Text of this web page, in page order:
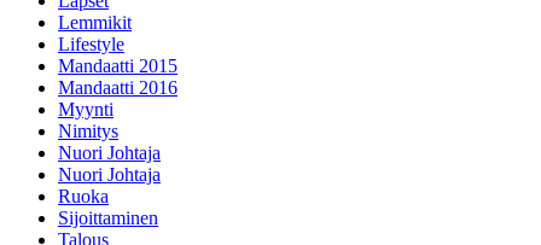
Lemmikit
Lifestyle
Mandaatti 2015
Mandaatti 2016
Myynti
Nimitys
Nuori Johtaja
Nuori Johtaja
Ruoka
Sijoittaminen
Talous